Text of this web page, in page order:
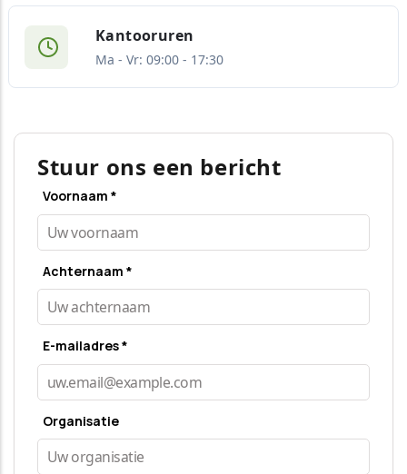
Kantooruren
Ma - Vr: 09:00 - 17:30
Stuur ons een bericht
Voornaam *
Achternaam *
E-mailadres *
Organisatie